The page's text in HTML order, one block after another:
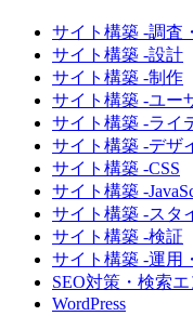
サイト構築 -調査
サイト構築 -設計
サイト構築 -制作
サイト構築 -ユー
サイト構築 -ライ
サイト構築 -デザ
サイト構築 -CSS
サイト構築 -
サイト構築 -スタ
サイト構築 -検証
サイト構築 -運用
SEO対策・検索
WordPress